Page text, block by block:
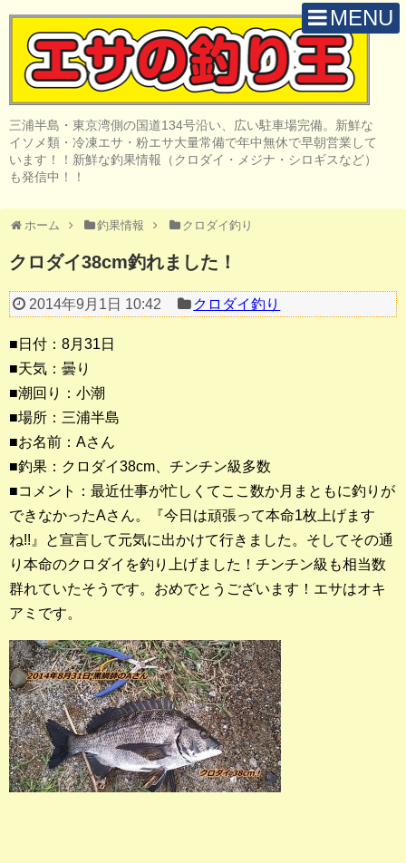
MENU
三浦半島・東京湾側の国道134号沿い、広い駐車場完備。新鮮な
イソメ類・冷凍エサ・粉エサ大量常備で年中無休で早朝営業して
います！！新鮮な釣果情報（クロダイ・メジナ・シロギスなど）
も発信中！！
ホーム 釣果情報 クロダイ釣り
クロダイ38cm釣れました！
2014年9月1日 10:42 クロダイ釣り
■日付：8月31日
■天気：曇り
■潮回り：小潮
■場所：三浦半島
■お名前：Aさん
■釣果：クロダイ38cm、チンチン級多数
■コメント：最近仕事が忙しくてここ数か月まともに釣りが
できなかったAさん。『今日は頑張って本命1枚上げます
ね!!』と宣言して元気に出かけて行きました。そしてその通
り本命のクロダイを釣り上げました！チンチン級も相当数
群れていたそうです。おめでとうございます！エサはオキ
アミです。
H O M E
取 扱 商 品
釣 果 情 報
陸っぱりルアー
船・ボート釣り
その他の釣り
釣果ランキング
2023年 クロダイ部門
2023年 メジナ部門
歴代釣果ランキング
クロダイ部門
メジナ部門
シロギス部門
過去の釣果ランキング
ブログ・釣行記
スタッフブログ